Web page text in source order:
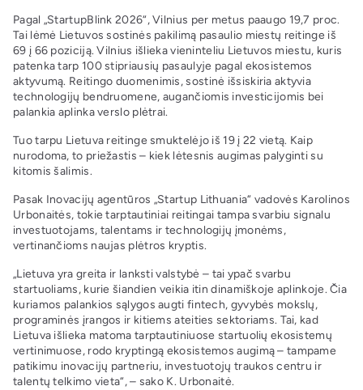
Pagal „StartupBlink 2026“, Vilnius per metus paaugo 19,7 proc.
Tai lėmė Lietuvos sostinės pakilimą pasaulio miestų reitinge iš
69 į 66 poziciją. Vilnius išlieka vieninteliu Lietuvos miestu, kuris
patenka tarp 100 stipriausių pasaulyje pagal ekosistemos
aktyvumą. Reitingo duomenimis, sostinė išsiskiria aktyvia
technologijų bendruomene, augančiomis investicijomis bei
palankia aplinka verslo plėtrai.
Tuo tarpu Lietuva reitinge smuktelėjo iš 19 į 22 vietą. Kaip
nurodoma, to priežastis – kiek lėtesnis augimas palyginti su
kitomis šalimis.
Pasak Inovacijų agentūros „Startup Lithuania“ vadovės Karolinos
Urbonaitės, tokie tarptautiniai reitingai tampa svarbiu signalu
investuotojams, talentams ir technologijų įmonėms,
vertinančioms naujas plėtros kryptis.
„Lietuva yra greita ir lanksti valstybė – tai ypač svarbu
startuoliams, kurie šiandien veikia itin dinamiškoje aplinkoje. Čia
kuriamos palankios sąlygos augti fintech, gyvybės mokslų,
programinės įrangos ir kitiems ateities sektoriams. Tai, kad
Lietuva išlieka matoma tarptautiniuose startuolių ekosistemų
vertinimuose, rodo kryptingą ekosistemos augimą – tampame
patikimu inovacijų partneriu, investuotojų traukos centru ir
talentų telkimo vieta“, – sako K. Urbonaitė.